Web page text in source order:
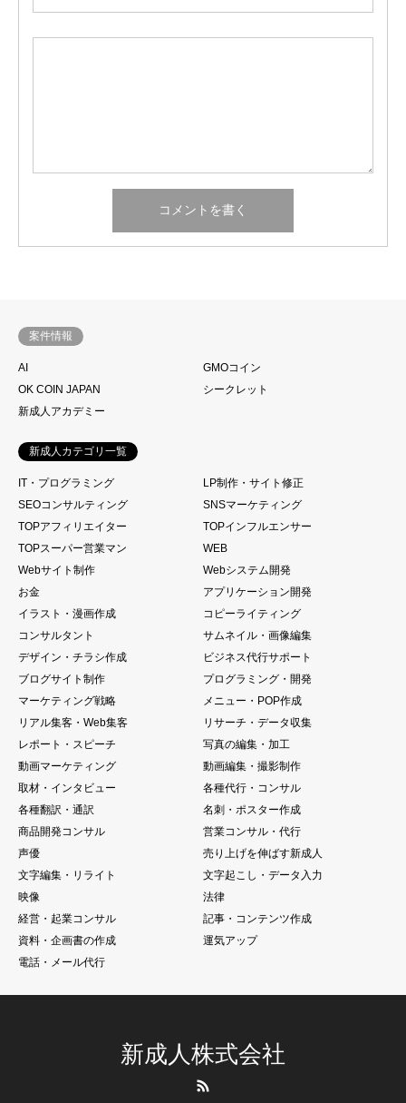
案件情報
AI
GMOコイン
OK COIN JAPAN
シークレット
新成人アカデミー
新成人カテゴリ一覧
IT・プログラミング
LP制作・サイト修正
SEOコンサルティング
SNSマーケティング
TOPアフィリエイター
TOPインフルエンサー
TOPスーパー営業マン
WEB
Webサイト制作
Webシステム開発
お金
アプリケーション開発
イラスト・漫画作成
コピーライティング
コンサルタント
サムネイル・画像編集
デザイン・チラシ作成
ビジネス代行サポート
ブログサイト制作
プログラミング・開発
マーケティング戦略
メニュー・POP作成
リアル集客・Web集客
リサーチ・データ収集
レポート・スピーチ
写真の編集・加工
動画マーケティング
動画編集・撮影制作
取材・インタビュー
各種代行・コンサル
各種翻訳・通訳
名刺・ポスター作成
商品開発コンサル
営業コンサル・代行
声優
売り上げを伸ばす新成人
文字編集・リライト
文字起こし・データ入力
映像
法律
経営・起業コンサル
記事・コンテンツ作成
資料・企画書の作成
運気アップ
電話・メール代行
新成人株式会社